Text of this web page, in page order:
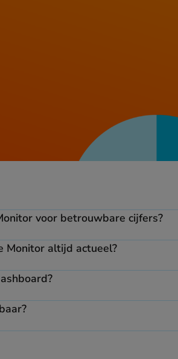
voor betrouwbare cijfers?
Monitor altijd actueel?